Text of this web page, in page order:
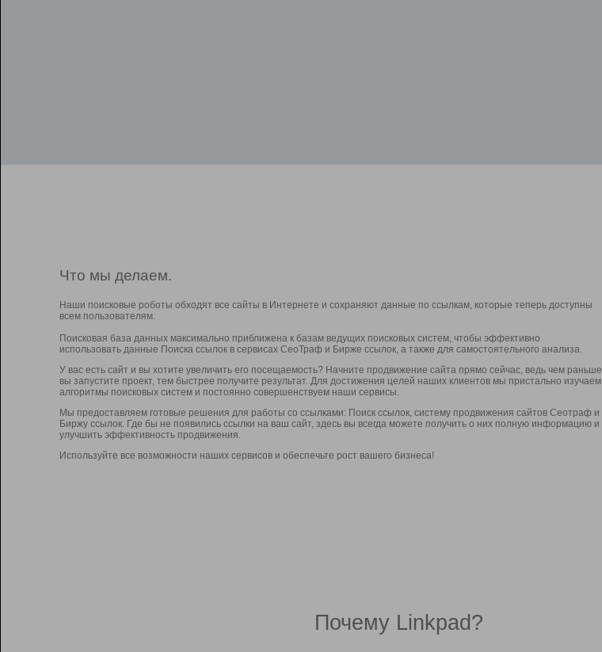
Что мы делаем.
Наши поисковые роботы обходят все сайты в Интернете и сохраняют данные по ссылкам, которые теперь доступны
всем пользователям.
Поисковая база данных максимально приближена к базам ведущих поисковых систем, чтобы эффективно
использовать данные Поиска ссылок в сервисах СеоТраф и Бирже ссылок, а также для самостоятельного анализа.
У вас есть сайт и вы хотите увеличить его посещаемость? Начните продвижение сайта прямо сейчас, ведь чем раньше
вы запустите проект, тем быстрее получите результат. Для достижения целей наших клиентов мы пристально изучаем
алгоритмы поисковых систем и постоянно совершенствуем наши сервисы.
Мы предоставляем готовые решения для работы со ссылками: Поиск ссылок, систему продвижения сайтов Сеотраф и
Биржу ссылок. Где бы не появились ссылки на ваш сайт, здесь вы всегда можете получить о них полную информацию и
улучшить эффективность продвижения.
Используйте все возможности наших сервисов и обеспечьте рост вашего бизнеса!
Почему Linkpad?